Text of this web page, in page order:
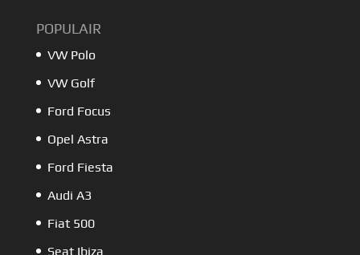
POPULAIR
VW Polo
VW Golf
Ford Focus
Opel Astra
Ford Fiesta
Audi A3
Fiat 500
Seat Ibiza